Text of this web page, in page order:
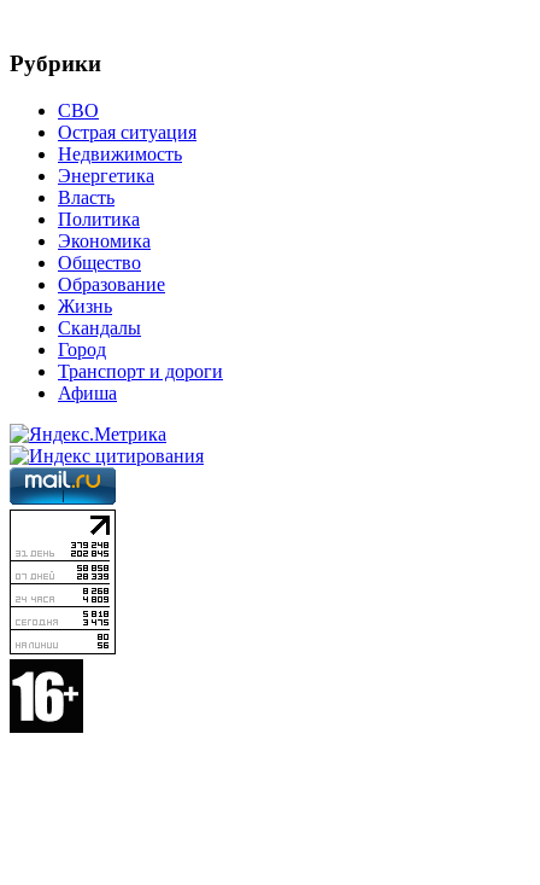
Рубрики
СВО
Острая ситуация
Недвижимость
Энергетика
Власть
Политика
Экономика
Общество
Образование
Жизнь
Скандалы
Город
Транспорт и дороги
Афиша